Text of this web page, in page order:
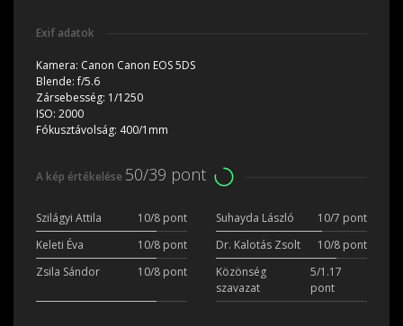
Exif adatok
Kamera: Canon Canon EOS 5DS
Blende:f/5.6
Zársebesség: 1/1250
ISO: 2000
Fókusztávolság: 400/1mm
A kép értékelése 50/39 pont
Szilágyi Attila 10/8 pont Suhayda László
10/7 pont
Keleti Éva
10/8 pont Dr. Kalotás Zsolt
10/8 pont
Zsila Sándor
10/8 pont
Közönség
szavazat
5/1.17
pont